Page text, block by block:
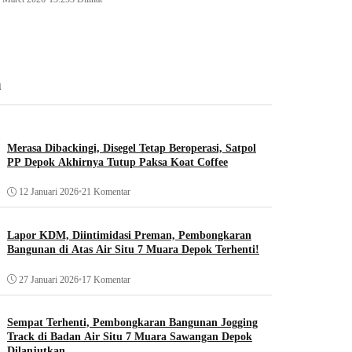
Merasa Dibackingi, Disegel Tetap Beroperasi, Satpol
PP Depok Akhirnya Tutup Paksa Koat Coffee
12 Januari 2026•21 Komentar
Lapor KDM, Diintimidasi Preman, Pembongkaran
Bangunan di Atas Air Situ 7 Muara Depok Terhenti!
27 Januari 2026•17 Komentar
Sempat Terhenti, Pembongkaran Bangunan Jogging
Track di Badan Air Situ 7 Muara Sawangan Depok